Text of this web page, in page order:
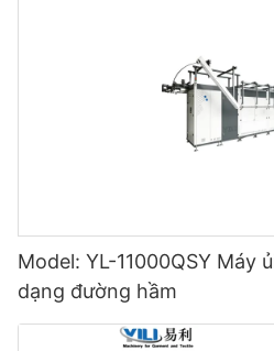
Model: YL-11000QSY Máy
dạng đường hầm